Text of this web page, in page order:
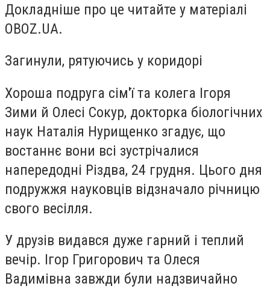
Докладніше про це читайте у матеріалі
OBOZ.UA.
Загинули, рятуючись у коридорі
Хороша подруга сім'ї та колега Ігоря
Зими й Олесі Сокур, докторка біологічних
наук Наталія Нурищенко згадує, що
востаннє вони всі зустрічалися
напередодні Різдва, 24 грудня. Цього дня
подружжя науковців відзначало річницю
свого весілля.
У друзів видався дуже гарний і теплий
вечір. Ігор Григорович та Олеся
Вадимівна завжди були надзвичайно